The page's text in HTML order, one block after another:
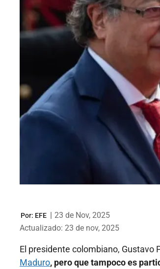
Por: EFE | 23 de Nov, 2025
Actualizado: 23 de nov, 2025
El presidente colombiano, Gustavo
Maduro, pero que tampoco es